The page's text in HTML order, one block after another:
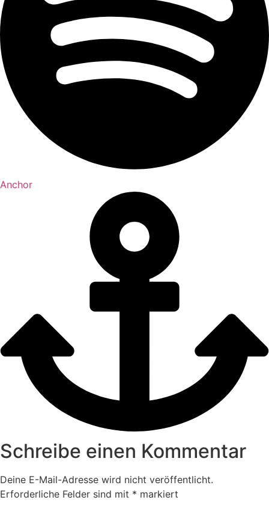
Anchor
Schreibe einen Kommentar
Deine E-Mail-Adresse wird nicht veröffentlicht.
Erforderliche Felder sind mit * markiert